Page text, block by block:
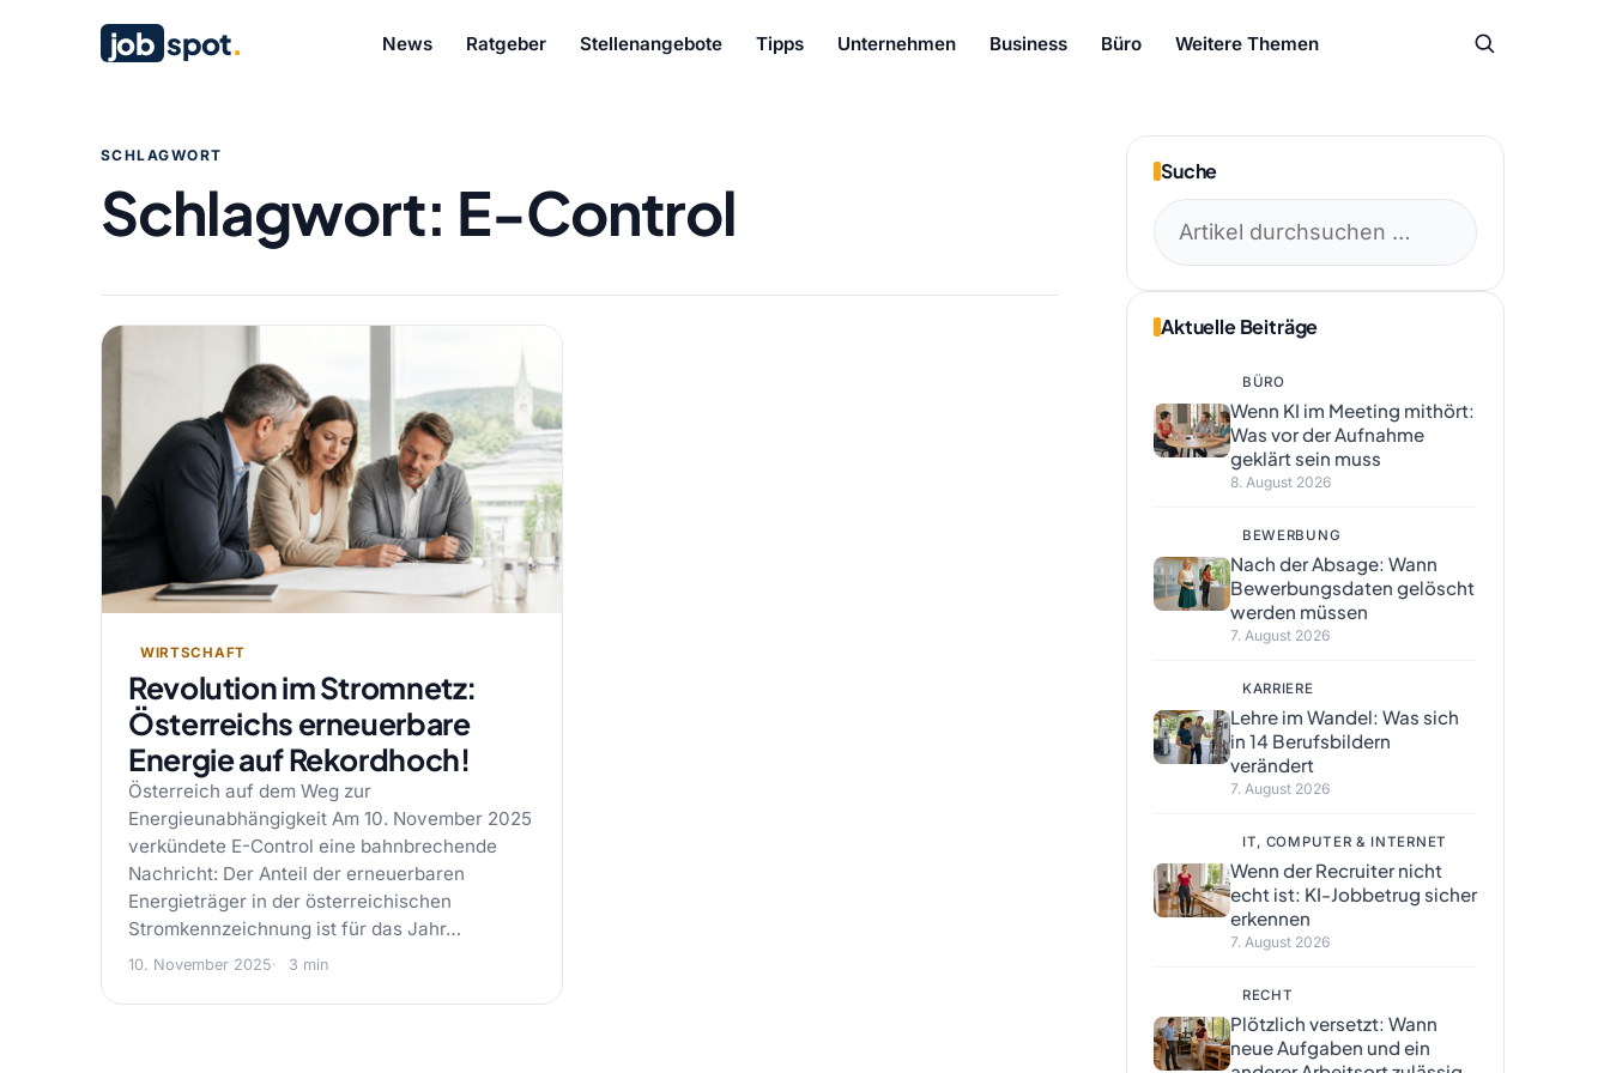
job spot. News Ratgeber Stellenangebote Tipps Unternehmen Business Büro Weitere Themen
SCHLAGWORT
Schlagwort: E-Control
WIRTSCHAFT
Revolution im Stromnetz:
Österreichs erneuerbare
Energie auf Rekordhoch!
Österreich auf dem Weg zur
Energieunabhängigkeit Am 10. November 2025
verkündete E-Control eine bahnbrechende
Nachricht: Der Anteil der erneuerbaren
Energieträger in der österreichischen
Stromkennzeichnung ist für das Jahr…
10. November 2025 3 min
Suche
Aktuelle Beiträge
BÜRO
Wenn KI im Meeting mithört:
Was vor der Aufnahme
geklärt sein muss
8. August 2026
BEWERBUNG
Nach der Absage: Wann
Bewerbungsdaten gelöscht
werden müssen
7. August 2026
KARRIERE
Lehre im Wandel: Was sich
in 14 Berufsbildern
verändert
7. August 2026
IT, COMPUTER & INTERNET
Wenn der Recruiter nicht
echt ist: KI-Jobbetrug sicher
erkennen
7. August 2026
RECHT
Plötzlich versetzt: Wann
neue Aufgaben und ein